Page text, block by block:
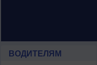
ВОДИТЕЛЯМ